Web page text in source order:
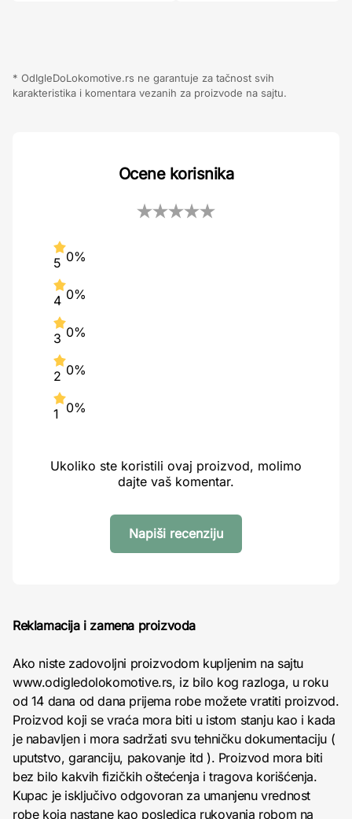
* OdIgleDoLokomotive.rs ne garantuje za tačnost svih
karakteristika i komentara vezanih za proizvode na sajtu.
Ocene korisnika
5 0%
4 0%
3 0%
2 0%
1 0%
Ukoliko ste koristili ovaj proizvod, molimo
dajte vaš komentar.
Napiši recenziju
Reklamacija i zamena proizvoda
Ako niste zadovoljni proizvodom kupljenim na sajtu
www.odigledolokomotive.rs, iz bilo kog razloga, u roku
od 14 dana od dana prijema robe možete vratiti proizvod.
Proizvod koji se vraća mora biti u istom stanju kao i kada
je nabavljen i mora sadržati svu tehničku dokumentaciju (
uputstvo, garanciju, pakovanje itd ). Proizvod mora biti
bez bilo kakvih fizičkih oštećenja i tragova korišćenja.
Kupac je isključivo odgovoran za umanjenu vrednost
robe koja nastane kao posledica rukovanja robom na